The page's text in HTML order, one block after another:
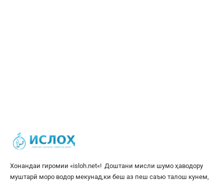
Хонандаи гиромии «isloh.net«! Доштани мисли шумо ҳаводору
муштарӣ моро водор мекунад,ки беш аз пеш саъю талош кунем,